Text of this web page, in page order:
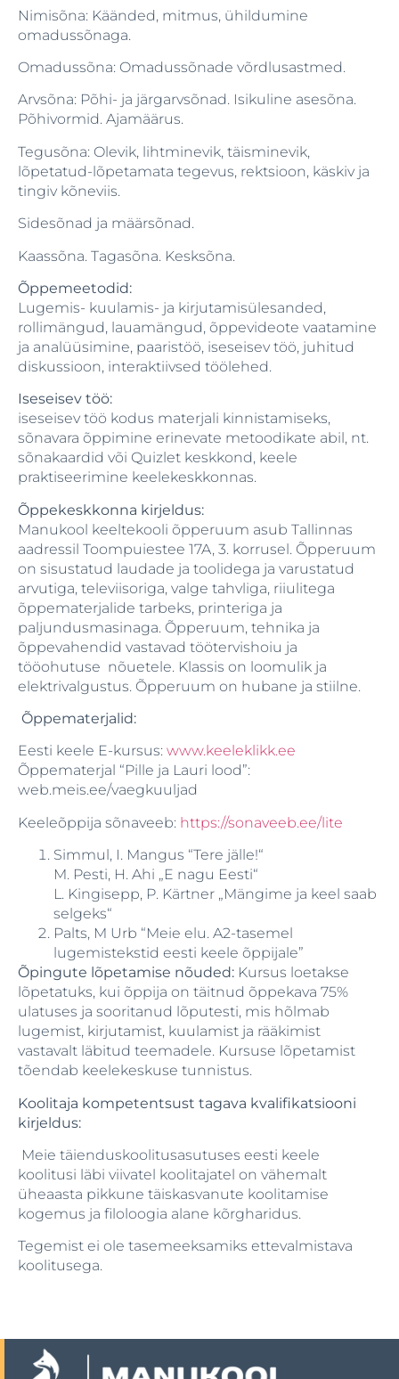
Nimisõna: Käänded, mitmus, ühildumine
omadussõnaga.
Omadussõna: Omadussõnade võrdlusastmed.
Arvsõna: Põhi- ja järgarvsõnad. Isikuline asesõna.
Põhivormid. Ajamäärus.
Tegusõna: Olevik, lihtminevik, täisminevik,
lõpetatud-lõpetamata tegevus, rektsioon, käskiv ja
tingiv kõneviis.
Sidesõnad ja määrsõnad.
Kaassõna. Tagasõna. Kesksõna.
Õppemeetodid:
Lugemis- kuulamis- ja kirjutamisülesanded,
rollimängud, lauamängud, õppevideote vaatamine
ja analüüsimine, paaristöö, iseseisev töö, juhitud
diskussioon, interaktiivsed töölehed.
Iseseisev töö:
iseseisev töö kodus materjali kinnistamiseks,
sõnavara õppimine erinevate metoodikate abil, nt.
sõnakaardid või Quizlet keskkond, keele
praktiseerimine keelekeskkonnas.
Õppekeskkonna kirjeldus:
Manukool keeltekooli õpperuum asub Tallinnas
aadressil Toompuiestee 17A, 3. korrusel. Õpperuum
on sisustatud laudade ja toolidega ja varustatud
arvutiga, televiisoriga, valge tahvliga, riiulitega
õppematerjalide tarbeks, printeriga ja
paljundusmasinaga. Õpperuum, tehnika ja
õppevahendid vastavad töötervishoiu ja
tööohutuse nõuetele. Klassis on loomulik ja
elektrivalgustus. Õpperuum on hubane ja stiilne.
Õppematerjalid:
Eesti keele E-kursus: www.keeleklikk.ee
Õppematerjal “Pille ja Lauri lood”:
web.meis.ee/vaegkuuljad
Keeleõppija sõnaveeb: https://sonaveeb.ee/lite
Simmul, I. Mangus “Tere jälle!“
M. Pesti, H. Ahi „E nagu Eesti“
L. Kingisepp, P. Kärtner „Mängime ja keel saab
selgeks“
Palts, M Urb “Meie elu. A2-tasemel
lugemistekstid eesti keele õppijale”
Õpingute lõpetamise nõuded: Kursus loetakse
lõpetatuks, kui õppija on täitnud õppekava 75%
ulatuses ja sooritanud lõputesti, mis hõlmab
lugemist, kirjutamist, kuulamist ja rääkimist
vastavalt läbitud teemadele. Kursuse lõpetamist
tõendab keelekeskuse tunnistus.
Koolitaja kompetentsust tagava kvalifikatsiooni
kirjeldus:
Meie täienduskoolitusasutuses eesti keele
koolitusi läbi viivatel koolitajatel on vähemalt
üheaasta pikkune täiskasvanute koolitamise
kogemus ja filoloogia alane kõrgharidus.
Tegemist ei ole tasemeeksamiks ettevalmistava
koolitusega.